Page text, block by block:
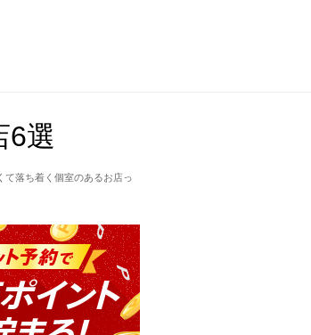
6選
て落ち着く個室のあるお店っ